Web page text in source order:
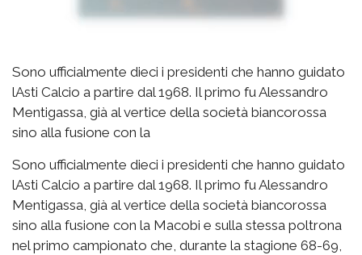
Sono ufficialmente dieci i presidenti che hanno guidato
lAsti Calcio a partire dal 1968. Il primo fu Alessandro
Mentigassa, già al vertice della società biancorossa
sino alla fusione con la
Sono ufficialmente dieci i presidenti che hanno guidato
lAsti Calcio a partire dal 1968. Il primo fu Alessandro
Mentigassa, già al vertice della società biancorossa
sino alla fusione con la Macobi e sulla stessa poltrona
nel primo campionato che, durante la stagione 68-69,